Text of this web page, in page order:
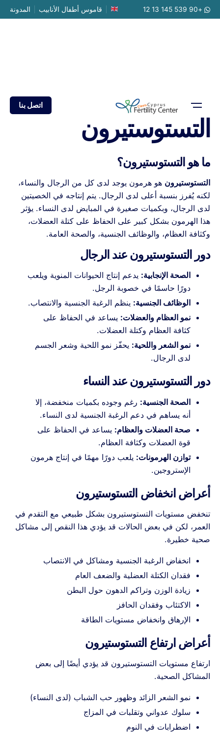
Skip
to
+90 539 145 13 12 المدونة قاموس أطفال الأنابيب
اتصل بنا
التستوستيرون
ما هو التستوستيرون؟
التستوستيرون هو هرمون يوجد لدى كل من الرجال والنساء،
لكنه يُفرز بنسبة أعلى لدى الرجال. يتم إنتاجه في الخصيتين
لدى الرجال، وبكميات صغيرة في المبايض لدى النساء. يؤثر
هذا الهرمون بشكل كبير على الحفاظ على كتلة العضلات،
وكثافة العظام، والوظائف الجنسية، والصحة العامة.
دور التستوستيرون عند الرجال
الصحة الإنجابية: يدعم إنتاج الحيوانات المنوية ويلعب
دورًا حاسمًا في خصوبة الرجل.
الوظائف الجنسية: ينظم الرغبة الجنسية والانتصاب.
نمو العظام والعضلات: يساعد في الحفاظ على
كثافة العظام وكتلة العضلات.
نمو الشعر واللحية: يحفّز نمو اللحية وشعر الجسم
لدى الرجال.
دور التستوستيرون عند النساء
الصحة الجنسية: رغم وجوده بكميات منخفضة، إلا
أنه يساهم في دعم الرغبة الجنسية لدى النساء.
صحة العضلات والعظام: يساعد في الحفاظ على
قوة العضلات وكثافة العظام.
توازن الهرمونات: يلعب دورًا مهمًا في إنتاج هرمون
الإستروجين.
أعراض انخفاض التستوستيرون
تنخفض مستويات التستوستيرون بشكل طبيعي مع التقدم في
العمر، لكن في بعض الحالات قد يؤدي هذا النقص إلى مشاكل
صحية خطيرة.
انخفاض الرغبة الجنسية ومشاكل في الانتصاب
فقدان الكتلة العضلية والضعف العام
زيادة الوزن وتراكم الدهون حول البطن
الاكتئاب وفقدان الحافز
الإرهاق وانخفاض مستويات الطاقة
أعراض ارتفاع التستوستيرون
ارتفاع مستويات التستوستيرون قد يؤدي أيضًا إلى بعض
المشاكل الصحية.
نمو الشعر الزائد وظهور حب الشباب (لدى النساء)
سلوك عدواني وتقلبات في المزاج
اضطرابات في النوم